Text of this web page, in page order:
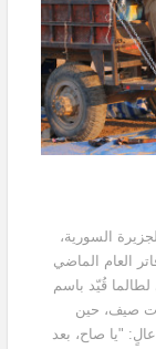
السورية،
العام الماضي
لطالما قُيّد باسم
صيف، حين
"يا صاح، بعد